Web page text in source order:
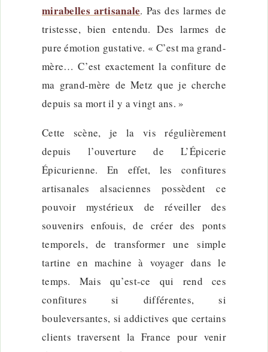
mirabelles artisanale. Pas des larmes de
tristesse, bien entendu. Des larmes de
pure émotion gustative. « C’est ma grand-
mère… C’est exactement la confiture de
ma grand-mère de Metz que je cherche
depuis sa mort il y a vingt ans. »
Cette scène, je la vis régulièrement
depuis l’ouverture de L’Épicerie
Épicurienne. En effet, les confitures
artisanales alsaciennes possèdent ce
pouvoir mystérieux de réveiller des
souvenirs enfouis, de créer des ponts
temporels, de transformer une simple
tartine en machine à voyager dans le
temps. Mais qu’est-ce qui rend ces
confitures si différentes, si
bouleversantes, si addictives que certains
clients traversent la France pour venir